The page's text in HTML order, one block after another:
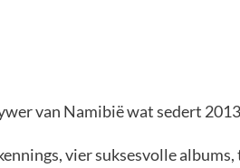
van Namibië wat sedert
vier suksesvolle